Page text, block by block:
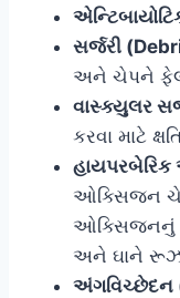
સર્જરી
અને ચેપને
વાસ્ક્યુલર
કરવા માટે
ઓક્સિજન
ઓક્સિજનનું
અને ઘાને
અંગવિચ્છેદન